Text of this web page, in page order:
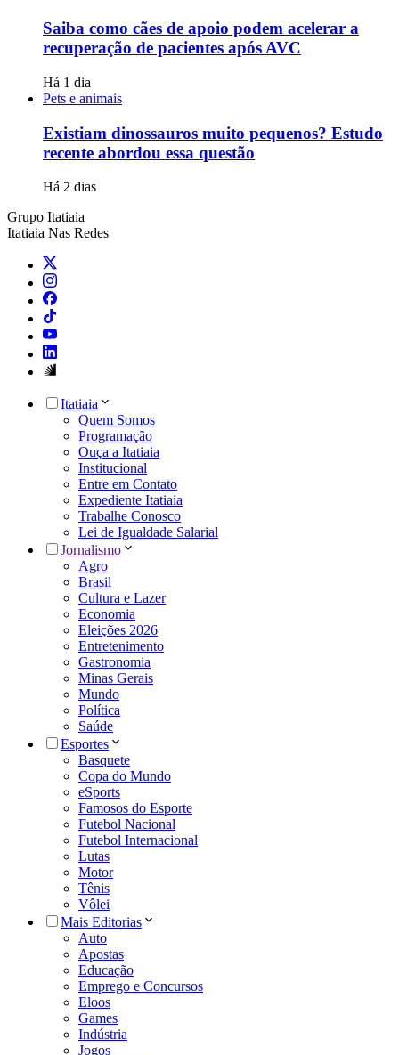
Saiba como cães de apoio podem acelerar a
recuperação de pacientes após AVC
Há 1 dia
Pets e animais
Existiam dinossauros muito pequenos? Estudo
recente abordou essa questão
Há 2 dias
Grupo Itatiaia
Itatiaia Nas Redes
Itatiaia
Quem Somos
Programação
Ouça a Itatiaia
Institucional
Entre em Contato
Expediente Itatiaia
Trabalhe Conosco
Lei de Igualdade Salarial
Jornalismo
Agro
Brasil
Cultura e Lazer
Economia
Eleições 2026
Entretenimento
Gastronomia
Minas Gerais
Mundo
Política
Saúde
Esportes
Basquete
Copa do Mundo
eSports
Famosos do Esporte
Futebol Nacional
Futebol Internacional
Lutas
Motor
Tênis
Vôlei
Mais Editorias
Auto
Apostas
Educação
Emprego e Concursos
Eloos
Games
Indústria
Jogos